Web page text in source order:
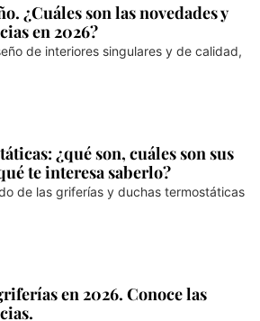
¿Cuáles son las novedades y
en 2026?
de interiores singulares y de calidad,
¿qué son, cuáles son sus
te interesa saberlo?
de las griferías y duchas termostáticas
en 2026. Conoce las